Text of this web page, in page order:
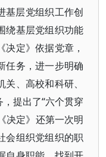
基层党组织工作创
绕基层党组织功能
定》依据党章，
任务，进一步明确
、高校和科研、
提出了“六个贯穿
决定》还第一次明
会组织党组织的职